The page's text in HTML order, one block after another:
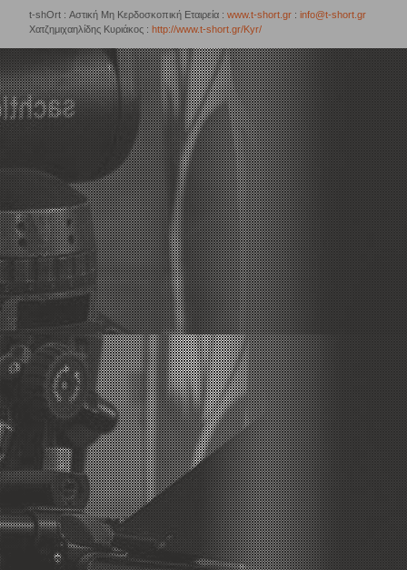
t-shOrt : Αστική Μη Κερδοσκοπική Εταιρεία : www.t-short.gr : info@t-short.gr
Χατζημιχαηλίδης Κυριάκος : http://www.t-short.gr/Kyr/